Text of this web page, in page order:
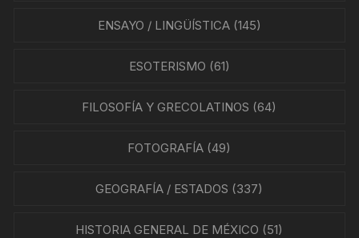
ENSAYO / LINGÜÍSTICA(145)
ESOTERISMO (61)
FILOSOFÍA Y GRECOLATINOS (64)
FOTOGRAFÍA (49)
GEOGRAFÍA / ESTADOS (337)
HISTORIA GENERAL DE MÉXICO (51)